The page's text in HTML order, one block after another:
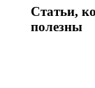
Статьи,
полезны